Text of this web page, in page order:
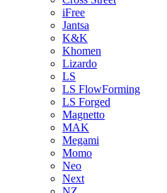
iFree
Jantsa
K&K
Khomen
Lizardo
LS
LS FlowForming
LS Forged
Magnetto
MAK
Megami
Momo
Neo
Next